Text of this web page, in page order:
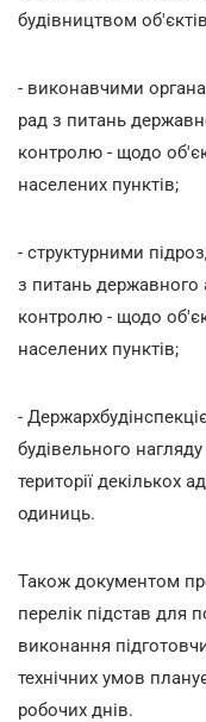
будівництвом
- виконавчими
рад з питань
контролю - щодо
населених пунктів;
- структурними
з питань державного
контролю - щодо
населених пунктів;
-
будівельного
території декількох
одиниць.
Також документом
перелік підстав для
виконання
технічних умов
робочих днів.